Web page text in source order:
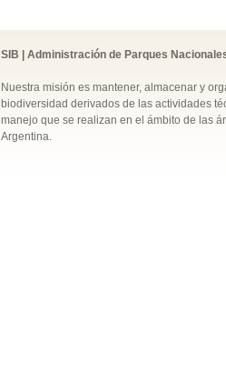
SIB | Administración de Parques
Nuestra misión es mantener, almacenar y
biodiversidad derivados de las actividades
manejo que se realizan en el ámbito de las
Argentina.